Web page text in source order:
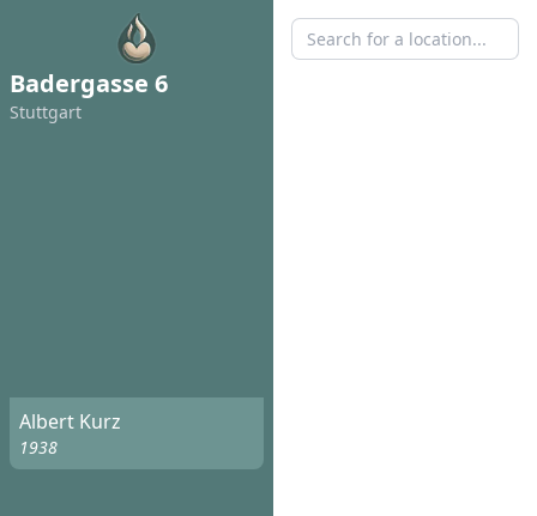
Badergasse 6
Stuttgart
Albert Kurz
1938